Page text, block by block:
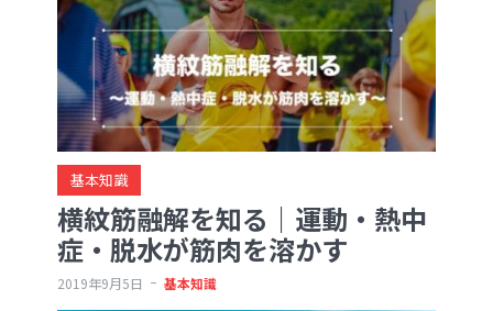
基本知識
横紋筋融解を知る｜運動・熱中
症・脱水が筋肉を溶かす
2019年9月5日 基本知識